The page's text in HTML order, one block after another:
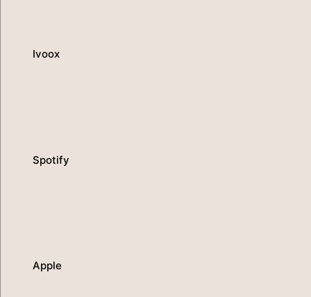
Ivoox
Spotify
Apple